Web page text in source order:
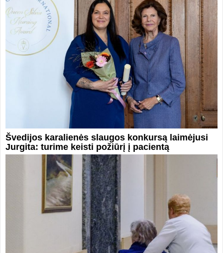
Švedijos karalienės slaugos konkursą laimėjusi
Jurgita: turime keisti požiūrį į pacientą